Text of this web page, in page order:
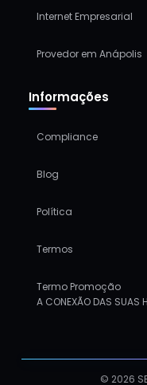
Internet Empresarial
Provedor em Anápolis
Informações
Compliance
Blog
Política
Termos
Termo Promoção
A CONEXÃO DAS SUAS
© 2026